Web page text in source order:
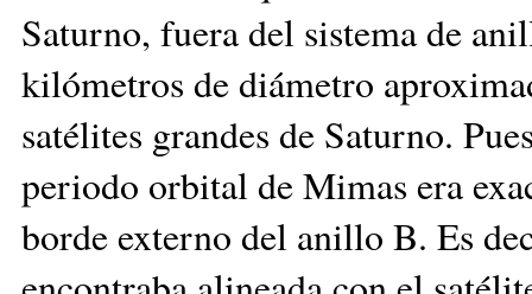
Saturno, fuera del sistema de
kilómetros de diámetro
satélites grandes de Saturno.
periodo orbital de Mimas era
borde externo del anillo B. Es